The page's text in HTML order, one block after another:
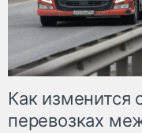
Как
перевозках